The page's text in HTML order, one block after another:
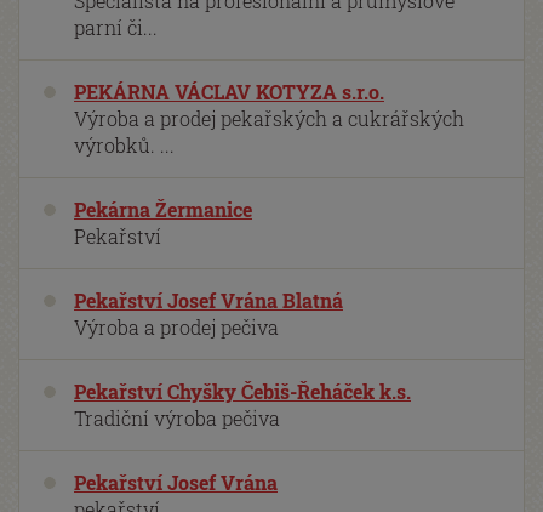
parní či...
PEKÁRNA VÁCLAV KOTYZA s.r.o.
Výroba a prodej pekařských a cukrářských
výrobků. ...
Pekárna Žermanice
Pekařství
Pekařství Josef Vrána Blatná
Výroba a prodej pečiva
Pekařství Chyšky Čebiš-Řeháček k.s.
Tradiční výroba pečiva
Pekařství Josef Vrána